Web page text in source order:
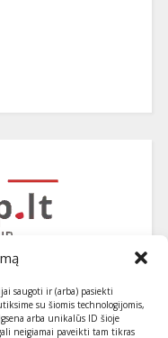
saugoti ir (arba) pasiekti
su šiomis technologijomis,
arba unikalūs ID šioje
neigiamai paveikti tam tikras